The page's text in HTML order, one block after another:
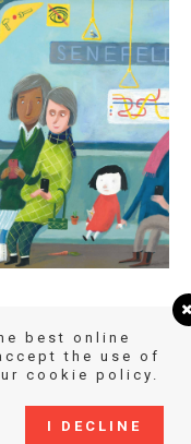
best online
the use of
cookie policy.
I DECLINE